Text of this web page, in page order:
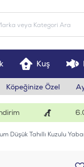
Kuş
Köpeğinize Özel
Düşük Tahıllı Kuzulu